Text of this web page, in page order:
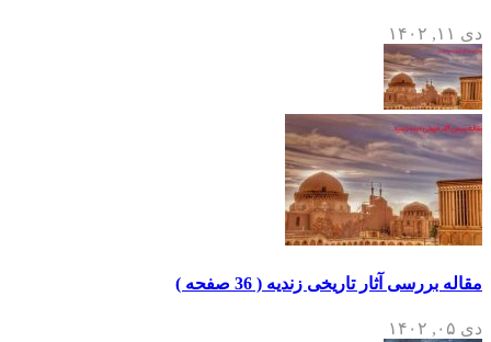
دی ۱۱, ۱۴۰۲
مقاله بررسی آثار تاریخی زندیه ( 36 صفحه )
دی ۰۵, ۱۴۰۲